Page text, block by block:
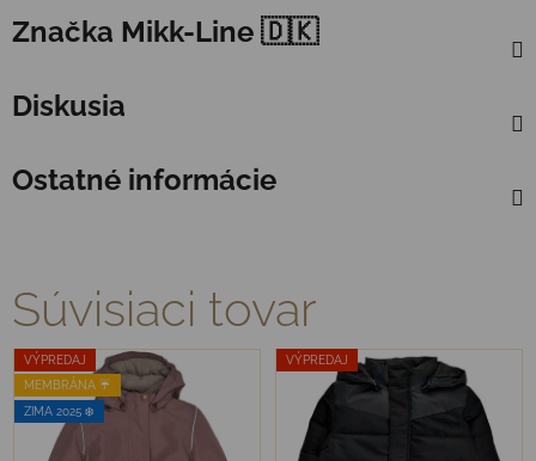
Značka Mikk-Line 🇩🇰
Diskusia
Ostatné informácie
Súvisiaci tovar
VÝPREDAJ
MEMBRÁNA ☔️
ZIMA 2025 ❄️
VÝPREDAJ